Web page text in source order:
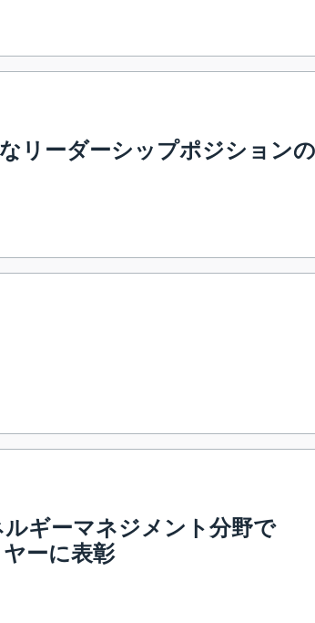
リーダーシップポジション
ギーマネジメント分野で
ーに表彰